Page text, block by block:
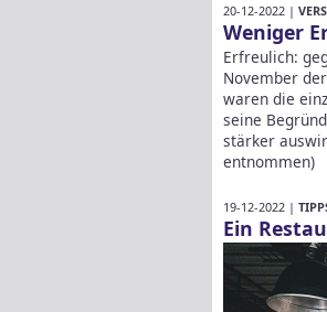
20-12-2022 |
Weniger
Erfreulich:
November
waren die
seine
stärker
entnommen)
19-12-2022 |
Ein